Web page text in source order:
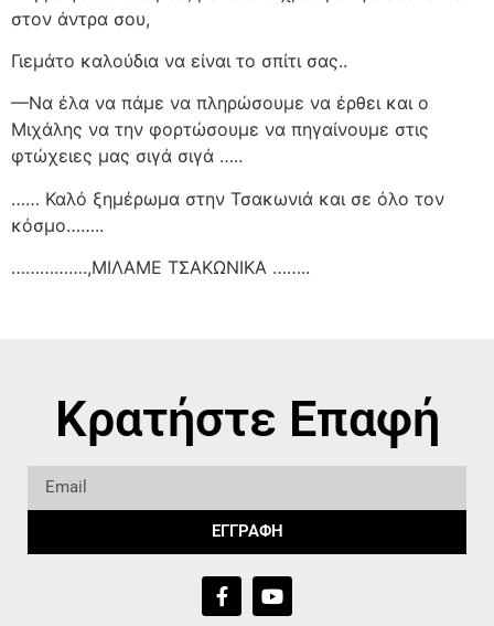
στον άντρα σου,
Γιεμάτο καλούδια να είναι το σπίτι σας..
—Να έλα να πάμε να πληρώσουμε να έρθει και ο
Μιχάλης να την φορτώσουμε να πηγαίνουμε στις
φτώχειες μας σιγά σιγά …..
…… Καλό ξημέρωμα στην Τσακωνιά και σε όλο τον
κόσμο……..
…………….,ΜΙΛΑΜΕ ΤΣΑΚΩΝΙΚΑ ……..
Κρατήστε Επαφή
ΕΓΓΡΑΦΗ